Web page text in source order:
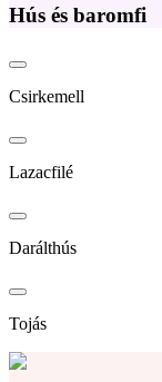
Hús és baromfi
Csirkemell
Lazacfilé
Darálthús
Tojás